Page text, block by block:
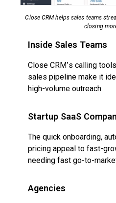
Close CRM helps sales teams
closing
Inside Sales Teams
Close CRM’s calling
sales pipeline make it
high-volume outreach.
Startup SaaS
The quick onboarding,
pricing appeal to fast-
needing fast go-to-
Agencies